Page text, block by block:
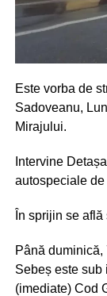
Este vorba de
Sadoveanu,
Mirajului.
Intervine
autospeciale
În sprijin se
Până duminică,
Sebeș este
(imediate) Cod